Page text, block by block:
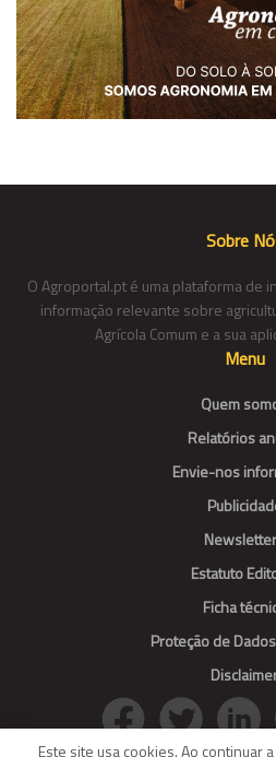
Sobre
O Agroportal.pt é uma plataforma de
informação relevante sobre
Agrícola Comum e a sua
Menu
Quem
Relatórios
Envie-nos
Estatuto
Ficha
Proteção de
Este site usa cookies. Ao continuar